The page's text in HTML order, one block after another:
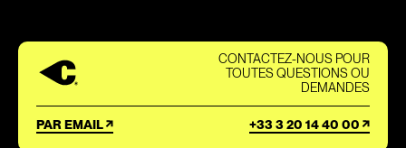
CONTACTEZ-NOUS POUR
TOUTES QUESTIONS OU
DEMANDES
PAR EMAIL +33 3 20 14 40 00